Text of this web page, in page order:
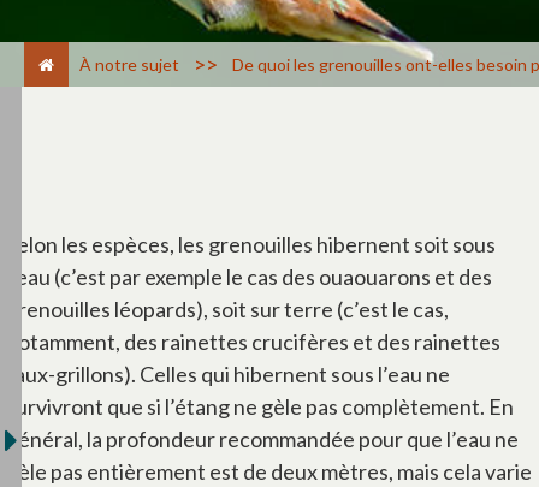
À notre sujet > De quoi les grenouilles ont-elles besoin
Selon les espèces, les grenouilles hibernent soit sous
l’eau (c’est par exemple le cas des ouaouarons et des
grenouilles léopards), soit sur terre (c’est le cas,
notamment, des rainettes crucifères et des rainettes
faux-grillons). Celles qui hibernent sous l’eau ne
survivront que si l’étang ne gèle pas complètement. En
général, la profondeur recommandée pour que l’eau ne
gèle pas entièrement est de deux mètres, mais cela varie